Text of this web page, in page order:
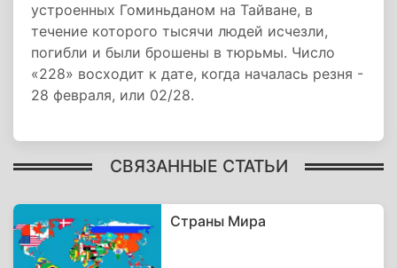
устроенных Гоминьданом на Тайване, в
течение которого тысячи людей исчезли,
погибли и были брошены в тюрьмы. Число
«228» восходит к дате, когда началась резня -
28 февраля, или 02/28.
СВЯЗАННЫЕ СТАТЬИ
Страны Мира